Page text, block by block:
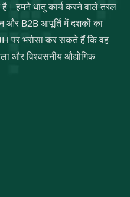
हमने धातु कार्य करने वाले तरल
और B2B आपूर्ति में दशकों का
पर भरोसा कर सकते हैं कि वह
और विश्वसनीय औद्योगिक